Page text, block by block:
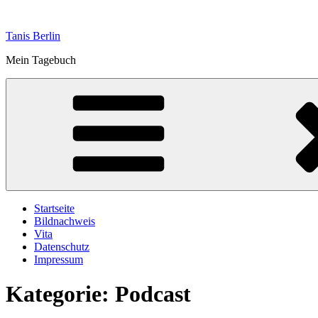
springen
Tanis Berlin
Mein Tagebuch
Startseite
Bildnachweis
Vita
Datenschutz
Impressum
Kategorie: Podcast